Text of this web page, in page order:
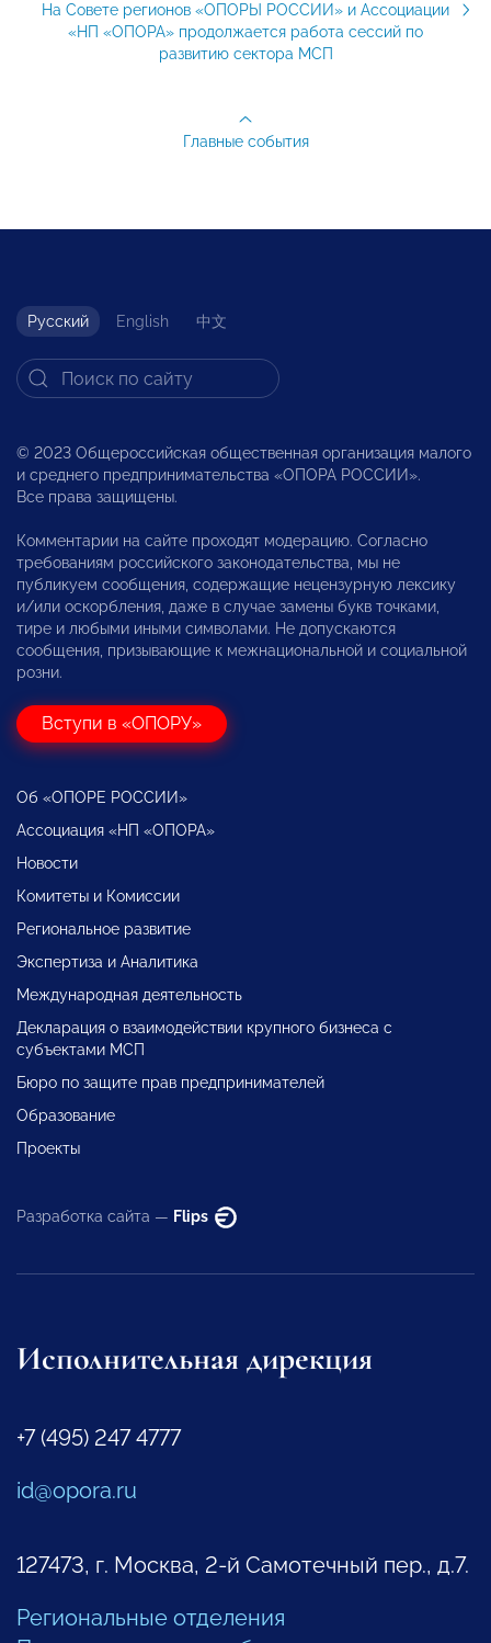
На Совете регионов «ОПОРЫ РОССИИ» и Ассоциации
«НП «ОПОРА» продолжается работа сессий по
развитию сектора МСП
Главные события
Русский English 中文
© 2023 Общероссийская общественная организация малого
и среднего предпринимательства «ОПОРА РОССИИ».
Все права защищены.
Комментарии на сайте проходят модерацию. Согласно
требованиям российского законодательства, мы не
публикуем сообщения, содержащие нецензурную лексику
и/или оскорбления, даже в случае замены букв точками,
тире и любыми иными символами. Не допускаются
сообщения, призывающие к межнациональной и социальной
розни.
Вступи в «ОПОРУ»
Об «ОПОРЕ РОССИИ»
Ассоциация «НП «ОПОРА»
Новости
Комитеты и Комиссии
Региональное развитие
Экспертиза и Аналитика
Международная деятельность
Декларация о взаимодействии крупного бизнеса с
субъектами МСП
Бюро по защите прав предпринимателей
Образование
Проекты
Разработка сайта — Flips
Исполнительная дирекция
+7 (495) 247 4777
id@opora.ru
127473, г. Москва, 2-й Самотечный пер., д.7.
Региональные отделения